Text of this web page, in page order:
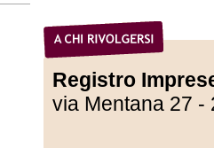
Registro
via Mentana 27 -